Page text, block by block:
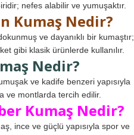
nefes alabilir ve yumuşaktır.
Kumaş Nedir?
ve dayanıklı bir kumaştır;
gibi klasik ürünlerde kullanılır.
Nedir?
ve kadife benzeri yapısıyla
ve montlarda tercih edilir.
Kumaş Nedir?
ince ve güçlü yapısıyla spor ve